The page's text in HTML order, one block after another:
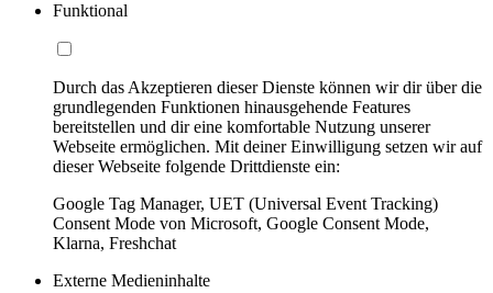
Funktional
Durch das Akzeptieren dieser Dienste können wir dir über die
grundlegenden Funktionen hinausgehende Features
bereitstellen und dir eine komfortable Nutzung unserer
Webseite ermöglichen. Mit deiner Einwilligung setzen wir auf
dieser Webseite folgende Drittdienste ein:
Google Tag Manager, UET (Universal Event Tracking)
Consent Mode von Microsoft, Google Consent Mode,
Klarna, Freshchat
Externe Medieninhalte